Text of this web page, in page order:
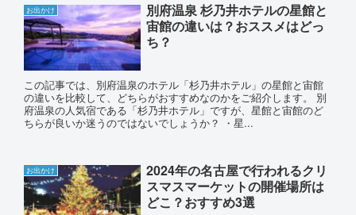
お出かけ
別府温泉 杉乃井ホテルの星館と
宙館の違いは？おススメはどっ
ち？
この記事では、別府温泉のホテル「杉乃井ホテル」の星館と宙館
の違いを比較して、どちらがおすすめなのかをご紹介します。 別
府温泉の人気宿である「杉乃井ホテル」ですが、星館と宙館のど
ちらが良いか迷うのではないでしょうか？ ・星...
お出かけ
2024年の名古屋で行われるクリ
スマスマーケットの開催場所は
どこ？おすすめ3選